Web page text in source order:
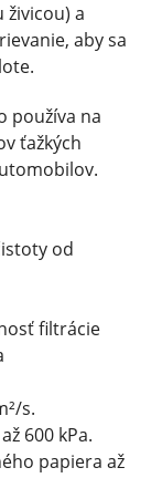
živicou) a
aby sa
používa na
ťažkých
od
filtrácie
s.
600 kPa.
papiera až